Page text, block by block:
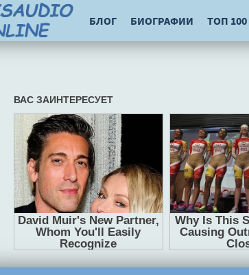
БЛОГ БИОГРАФИИ ТОП